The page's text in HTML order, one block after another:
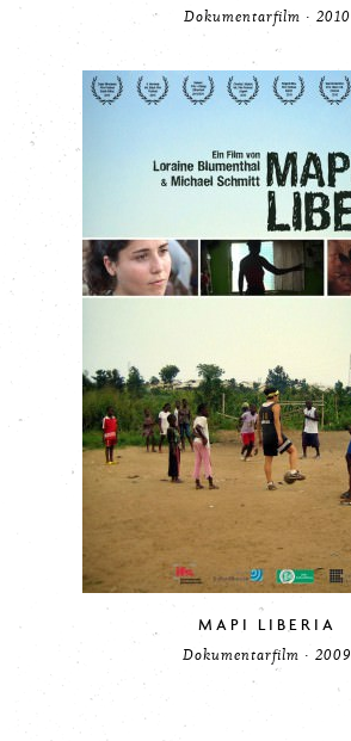
Dokumentarfilm · 2010
MAPI LIBERIA
Dokumentarfilm · 2009